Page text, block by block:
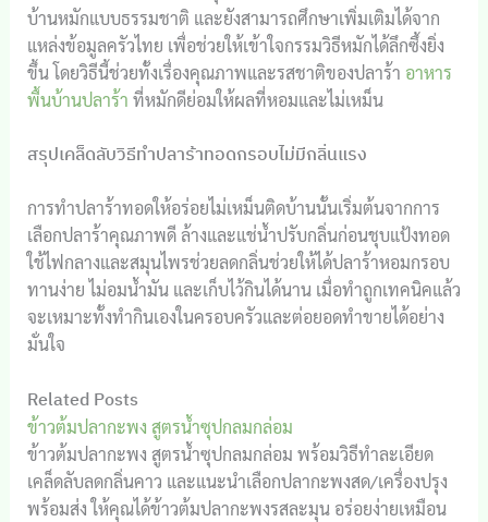
บ้านหมักแบบธรรมชาติ และยังสามารถศึกษาเพิ่มเติมได้จาก
แหล่งข้อมูลครัวไทย เพื่อช่วยให้เข้าใจกรรมวิธีหมักได้ลึกซึ้งยิ่ง
ขึ้น โดยวิธีนี้ช่วยทั้งเรื่องคุณภาพและรสชาติของปลาร้า อาหาร
พื้นบ้านปลาร้า ที่หมักดีย่อมให้ผลที่หอมและไม่เหม็น
สรุปเคล็ดลับวิธีทำปลาร้าทอดกรอบไม่มีกลิ่นแรง
การทำปลาร้าทอดให้อร่อยไม่เหม็นติดบ้านนั้นเริ่มต้นจากการ
เลือกปลาร้าคุณภาพดี ล้างและแช่น้ำปรับกลิ่นก่อนชุบแป้งทอด
ใช้ไฟกลางและสมุนไพรช่วยลดกลิ่นช่วยให้ได้ปลาร้าหอมกรอบ
ทานง่าย ไม่อมน้ำมัน และเก็บไว้กินได้นาน เมื่อทำถูกเทคนิคแล้ว
จะเหมาะทั้งทำกินเองในครอบครัวและต่อยอดทำขายได้อย่าง
มั่นใจ
Related Posts
ข้าวต้มปลากะพง สูตรน้ำซุปกลมกล่อม
ข้าวต้มปลากะพง สูตรน้ำซุปกลมกล่อม พร้อมวิธีทำละเอียด
เคล็ดลับลดกลิ่นคาว และแนะนำเลือกปลากะพงสด/เครื่องปรุง
พร้อมส่ง ให้คุณได้ข้าวต้มปลากะพงรสละมุน อร่อยง่ายเหมือน